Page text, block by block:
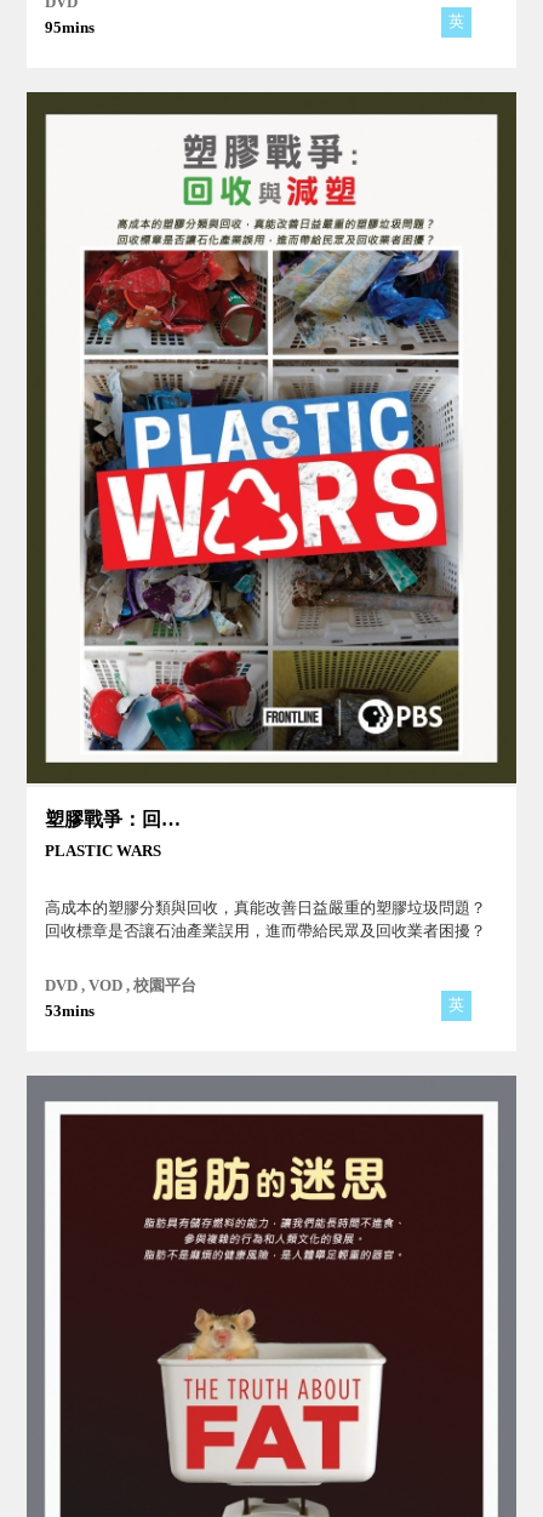
95mins
英
塑膠戰爭：回收與減塑
PLASTIC WARS
高成本的塑膠分類與回收，真能改善日益嚴重的塑膠垃圾問題？
回收標章是否讓石油產業誤用，進而帶給民眾及回收業者困擾？
DVD , VOD , 校園平台
53mins
英